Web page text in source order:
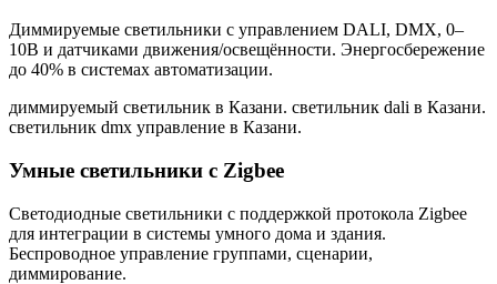
Диммируемые светильники с управлением DALI, DMX, 0–
10В и датчиками движения/освещённости. Энергосбережение
до 40% в системах автоматизации.
диммируемый светильник в Казани. светильник dali в Казани.
светильник dmx управление в Казани.
Умные светильники с Zigbee
Светодиодные светильники с поддержкой протокола Zigbee
для интеграции в системы умного дома и здания.
Беспроводное управление группами, сценарии,
диммирование.